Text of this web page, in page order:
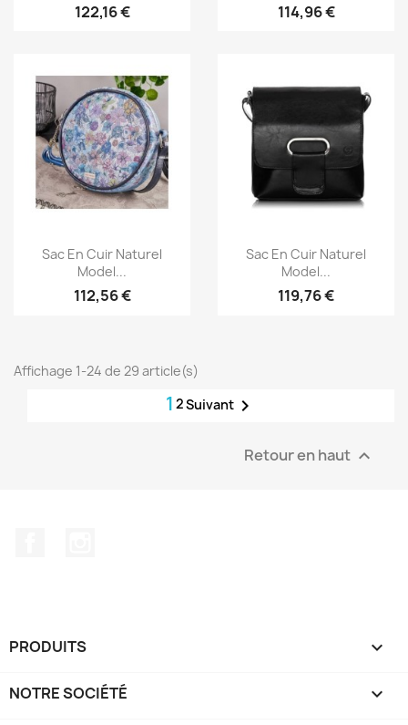
122,16 € 114,96 €
Aperçu rapide
Sac En Cuir Naturel
Model...
112,56 €
Aperçu rapide
Sac En Cuir Naturel
Model...
119,76 €
Affichage 1-24 de 29 article(s)
1 2Suivant 
Retour en haut 
PRODUITS 
NOTRE SOCIÉTÉ 